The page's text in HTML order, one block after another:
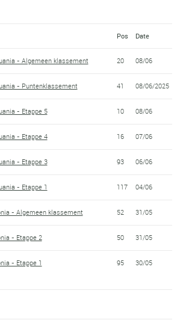
Pos Date
- Algemeen klassement 20 08/06
- Puntenklassement 41 08/06/2025
- Etappe 5 10 08/06
- Etappe 4 16 07/06
- Etappe 3 93 06/06
- Etappe 1 117 04/06
- Algemeen klassement 52 31/05
- Etappe 2 50 31/05
- Etappe 1 95 30/05